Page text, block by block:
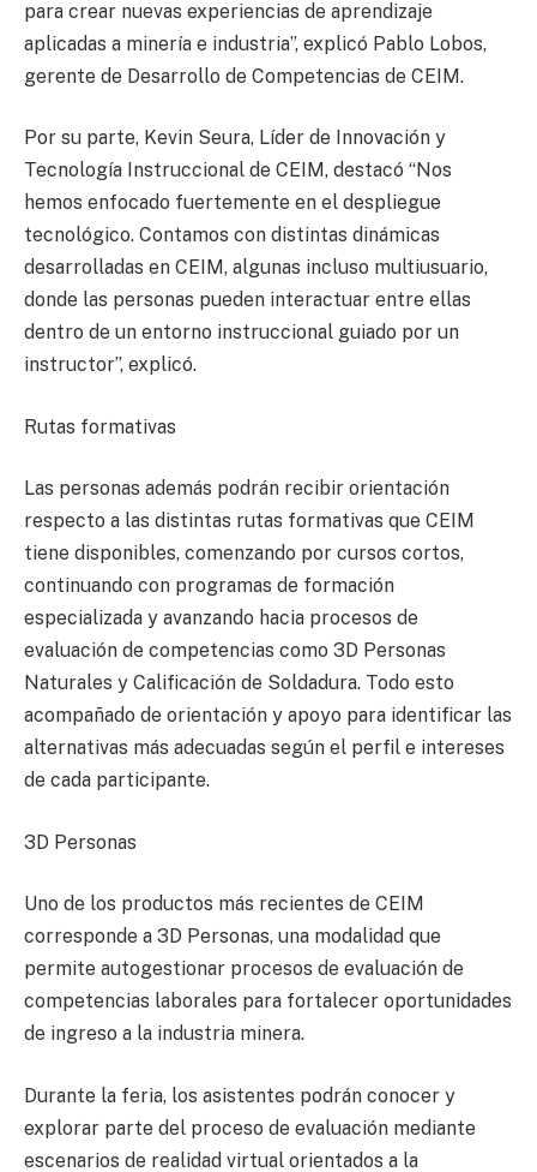
para crear nuevas experiencias de aprendizaje
aplicadas a minería e industria”, explicó Pablo Lobos,
gerente de Desarrollo de Competencias de CEIM.
Por su parte, Kevin Seura, Líder de Innovación y
Tecnología Instruccional de CEIM, destacó “Nos
hemos enfocado fuertemente en el despliegue
tecnológico. Contamos con distintas dinámicas
desarrolladas en CEIM, algunas incluso multiusuario,
donde las personas pueden interactuar entre ellas
dentro de un entorno instruccional guiado por un
instructor”, explicó.
Rutas formativas
Las personas además podrán recibir orientación
respecto a las distintas rutas formativas que CEIM
tiene disponibles, comenzando por cursos cortos,
continuando con programas de formación
especializada y avanzando hacia procesos de
evaluación de competencias como 3D Personas
Naturales y Calificación de Soldadura. Todo esto
acompañado de orientación y apoyo para identificar las
alternativas más adecuadas según el perfil e intereses
de cada participante.
3D Personas
Uno de los productos más recientes de CEIM
corresponde a 3D Personas, una modalidad que
permite autogestionar procesos de evaluación de
competencias laborales para fortalecer oportunidades
de ingreso a la industria minera.
Durante la feria, los asistentes podrán conocer y
explorar parte del proceso de evaluación mediante
escenarios de realidad virtual orientados a la